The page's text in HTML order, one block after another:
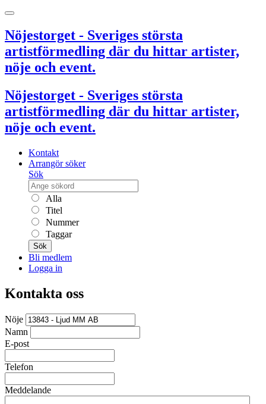
Nöjestorget - Sveriges största
artistförmedling där du hittar artister,
nöje och event.
Nöjestorget - Sveriges största
artistförmedling där du hittar artister,
nöje och event.
Kontakt
Arrangör söker
Sök
Alla
Titel
Nummer
Taggar
Sök
Bli medlem
Logga in
Kontakta oss
Nöje
Namn
E-post
Telefon
Meddelande